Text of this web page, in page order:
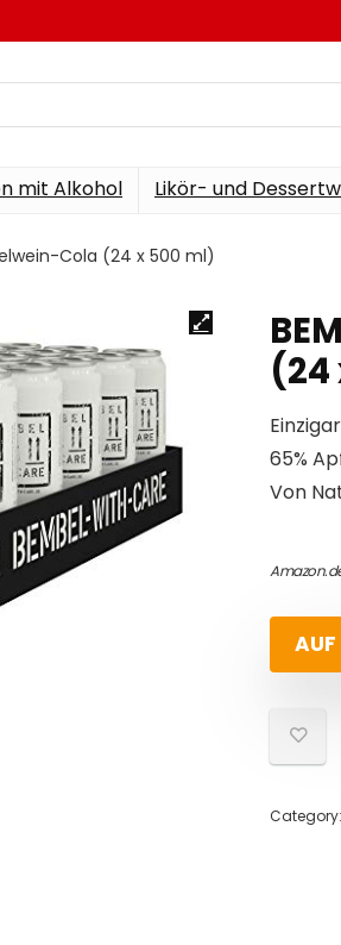
mit Alkohol Likör- und
Cola (24 x 500 ml)
(24
65%
Von
AUF
Category: